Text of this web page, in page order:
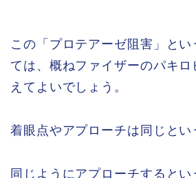
この「プロテアーゼ阻害」と
ては、概ねファイザーのパキ
えてよいでしょう。
着眼点やアプローチは同じとい
同じようにアプローチすると